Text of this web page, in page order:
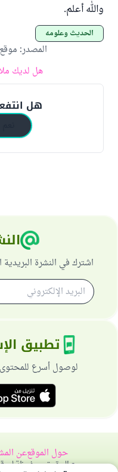
والله أعلم.
الحديث وعلومه
المصدر:
هل لديك
هل
اشترك في النشرة
تطبيق
لوصول أسرع
حول الموقععن
جميع الحقوق محفوظة لموقع